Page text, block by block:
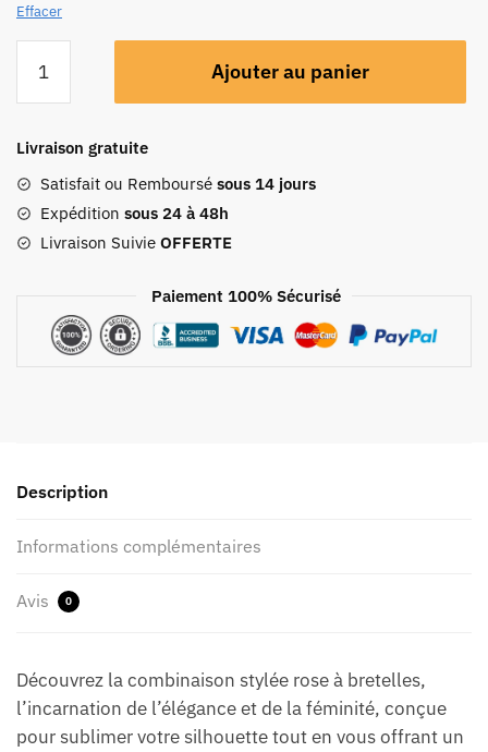
Effacer
Ajouter au panier
Livraison gratuite
Satisfait ou Remboursé sous 14 jours
Expédition sous 24 à 48h
Livraison Suivie OFFERTE
Paiement 100% Sécurisé
Description
Informations complémentaires
Avis 0
Découvrez la combinaison stylée rose à bretelles,
l’incarnation de l’élégance et de la féminité, conçue
pour sublimer votre silhouette tout en vous offrant un